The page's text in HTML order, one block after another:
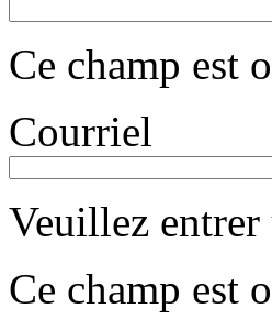
Ce champ est
Courriel
Veuillez
Ce champ est